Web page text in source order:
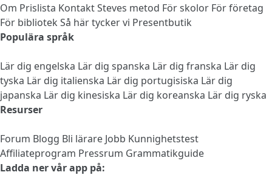
Om Prislista KontaktSteves metod För skolor För företag
För bibliotek Så här tycker vi Presentbutik
Populära språk
Lär dig engelska Lär dig spanska Lär dig franska Lär dig
tyska Lär dig italienska Lär dig portugisiska Lär dig
japanska Lär dig kinesiska Lär dig koreanska Lär dig ryska
Resurser
Forum Blogg Bli lärare Jobb Kunnighetstest
Affiliateprogram Pressrum Grammatikguide
Ladda ner vår app på: